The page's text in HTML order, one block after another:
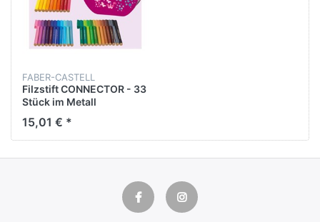
FABER-CASTELL
Filzstift CONNECTOR - 33
Stück im Metall
"Handtasche", sortiert
15,01 € *